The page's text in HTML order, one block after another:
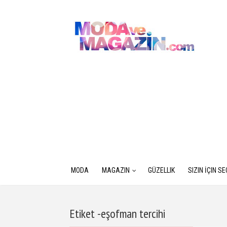
MODA MAGAZIN GÜZELLIK SIZIN İÇIN
Etiket -eşofman tercihi